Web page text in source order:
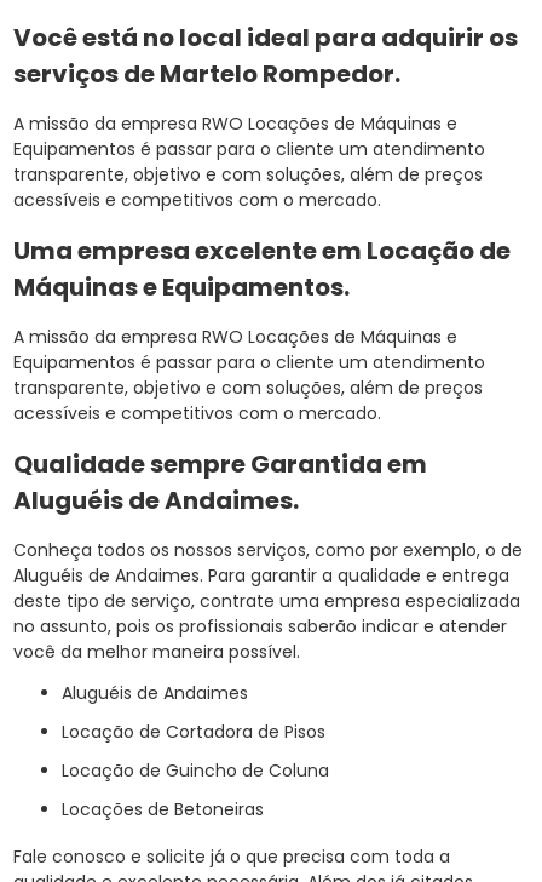
Você está no local ideal para adquirir os
serviços deMartelo Rompedor.
A missão da empresa RWO Locações de Máquinas e
Equipamentos é passar para o cliente um atendimento
transparente, objetivo e com soluções, além de preços
acessíveis e competitivos com o mercado.
Uma empresa excelente em Locação de
Máquinas e Equipamentos.
A missão da empresa RWO Locações de Máquinas e
Equipamentos é passar para o cliente um atendimento
transparente, objetivo e com soluções, além de preços
acessíveis e competitivos com o mercado.
Qualidade sempre Garantida em
Aluguéis de Andaimes.
Conheça todos os nossos serviços, como por exemplo, o de
Aluguéis de Andaimes. Para garantir a qualidade e entrega
deste tipo de serviço, contrate uma empresa especializada
no assunto, pois os profissionais saberão indicar e atender
você da melhor maneira possível.
Aluguéis de Andaimes
Locação de Cortadora de Pisos
Locação de Guincho de Coluna
Locações de Betoneiras
Fale conosco e solicite já o que precisa com toda a